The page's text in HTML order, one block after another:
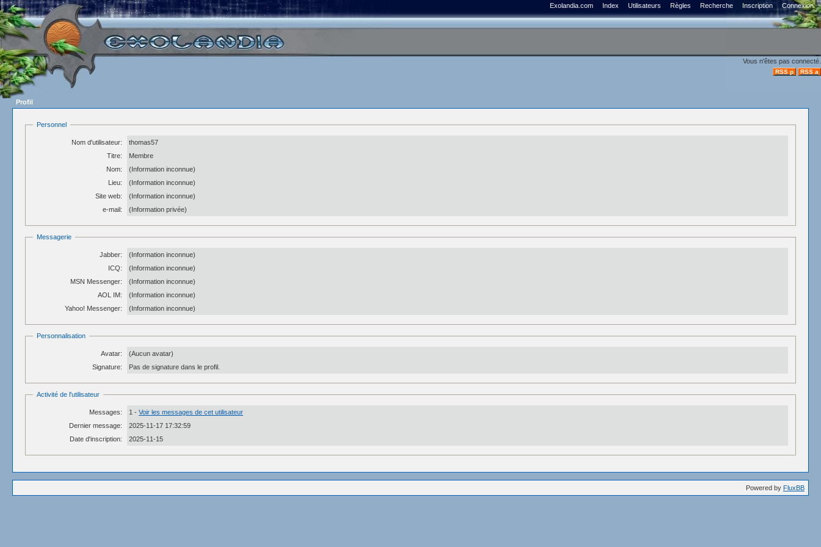
Exolandia.com Index Utilisateurs Règles Recherche Inscription Connexion
Vous n'êtes pas connecté.
RSS p RSS a
Profil
Personnel
Nom d'utilisateur:
thomas57
Titre:
Membre
Nom:
(Information inconnue)
Lieu:
(Information inconnue)
Site web:
(Information inconnue)
e-mail:
(Information privée)
Messagerie
Jabber:
(Information inconnue)
ICQ:
(Information inconnue)
MSN Messenger:
(Information inconnue)
AOL IM:
(Information inconnue)
Yahoo! Messenger:
(Information inconnue)
Personnalisation
Avatar:
(Aucun avatar)
Signature:
Pas de signature dans le profil.
Activité de l'utilisateur
Messages: 1 - Voir les messages de cet utilisateur
Dernier message:
2025-11-17 17:32:59
Date d'inscription:
2025-11-15
Powered by FluxBB